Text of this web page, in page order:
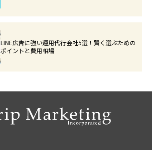
LINE広告に強い運用代行会社5選！賢く選ぶための
ポイントと費用相場